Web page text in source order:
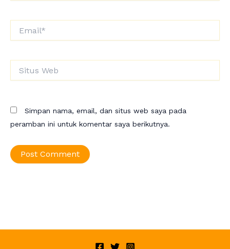
Web
Simpan nama, email, dan situs web saya pada
peramban ini untuk komentar saya berikutnya.